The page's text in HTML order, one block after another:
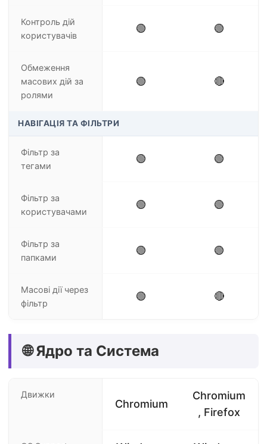
Контроль дій
користувачів
🟢 🟢
Обмеження
масових дій за
ролями
🟢 🔴
НАВІГАЦІЯ ТА ФІЛЬТРИ
Фільтр за
тегами
🟢 🟢
Фільтр за
користувачами
🟢 🟢
Фільтр за
папками
🟢 🟢
Масові дії через
фільтр
🟢 🔴
🌐 Ядро та Система
Движки
Chromium
Chromium
, Firefox